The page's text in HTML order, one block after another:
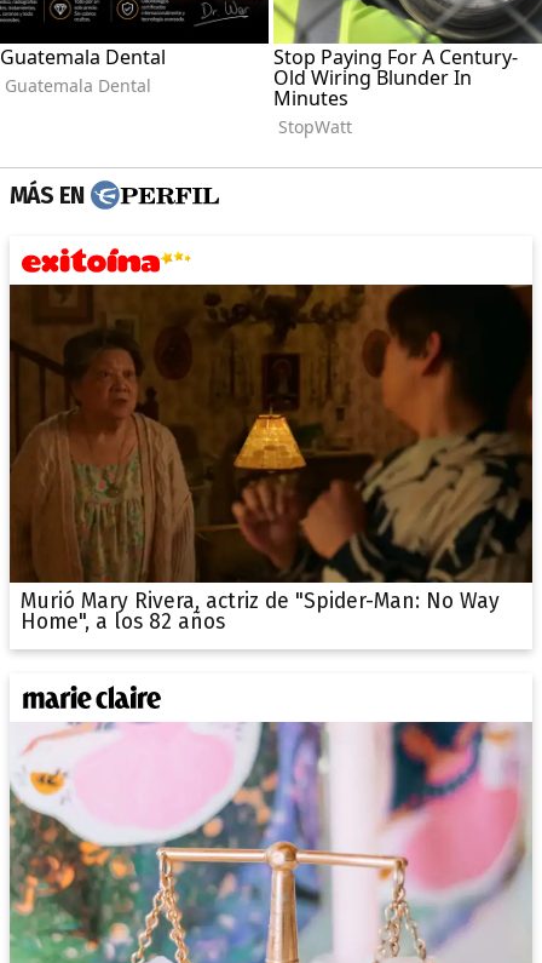
MÁS EN
Murió Mary Rivera, actriz de "Spider-Man: No Way
Home", a los 82 años